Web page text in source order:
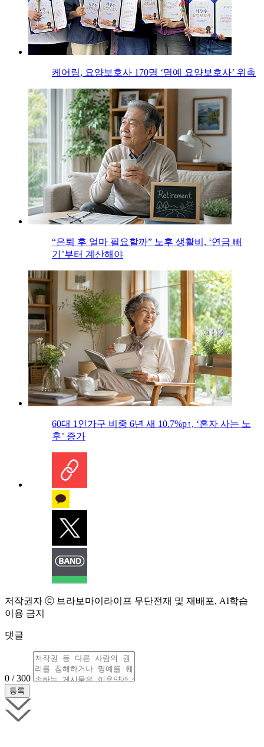
케어링, 요양보호사 170명 ‘명예 요양보호사’ 위촉
“은퇴 후 얼마 필요할까” 노후 생활비, ‘연금 빼
기’부터 계산해야
60대 1인가구 비중 6년 새 10.7%p↑, ‘혼자 사는 노
후’ 증가
저작권자 ⓒ 브라보마이라이프 무단전재 및 재배포, AI학습
이용 금지
댓글
0 / 300